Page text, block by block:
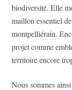
biodiversité. Elle
maillon essentiel
montpelliérain.
projet comme
territoire encore
Nous sommes